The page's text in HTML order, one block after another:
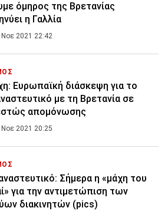
όμηρος της Βρετανίας
η Γαλλία
Νοε 2021 22:42
Ευρωπαϊκή διάσκεψη για το
με τη Βρετανία σε
απομόνωσης
Νοε 2021 20:25
Σήμερα η «μάχη του
για την αντιμετώπιση των
διακινητών (pics)